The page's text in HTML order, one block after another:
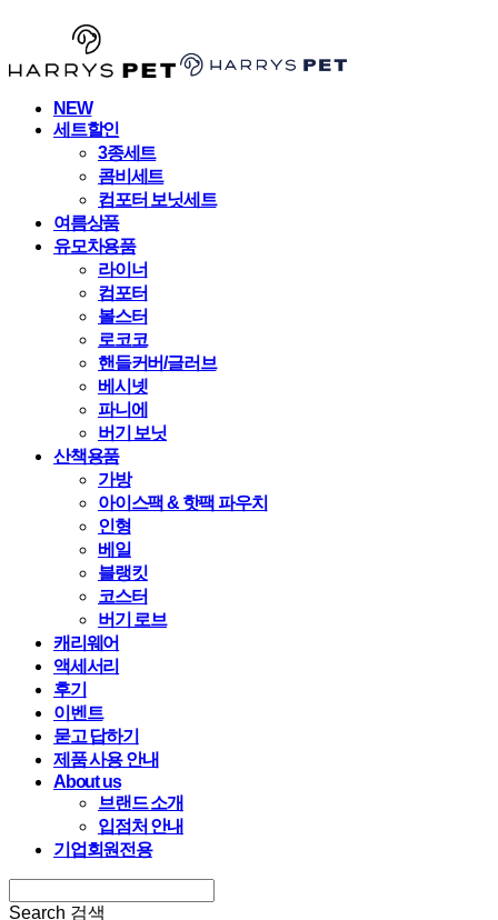
NEW
세트할인
3종세트
콤비세트
컴포터 보닛세트
여름상품
유모차용품
라이너
컴포터
볼스터
로코코
핸들커버/글러브
베시넷
파니에
버기 보닛
산책용품
가방
아이스팩 & 핫팩 파우치
인형
베일
블랭킷
코스터
버기 로브
캐리웨어
액세서리
후기
이벤트
묻고 답하기
제품 사용 안내
About us
브랜드 소개
입점처 안내
기업회원전용
Search 검색